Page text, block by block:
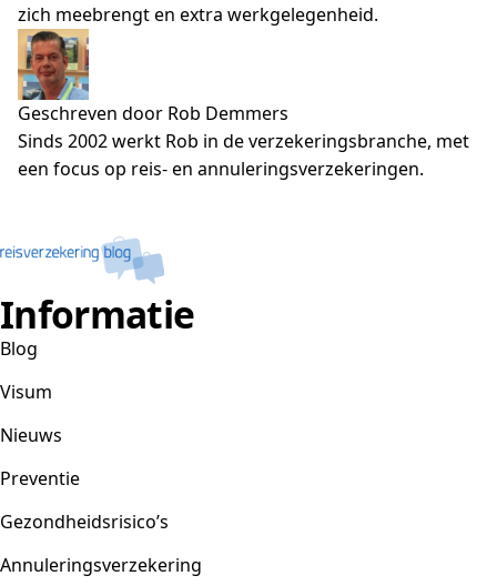
zich meebrengt en extra werkgelegenheid.
Geschreven door Rob Demmers
Sinds 2002 werkt Rob in de verzekeringsbranche, met
een focus op reis- en annuleringsverzekeringen.
Informatie
Blog
Visum
Nieuws
Preventie
Gezondheidsrisico’s
Annuleringsverzekering